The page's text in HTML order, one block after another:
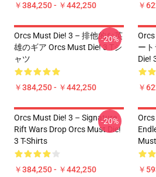
￥384,250 - ￥442,250 ￥
Orcs Must Die! 3 – 排他的な英
雄のギア Orcs Must Die! 3 Tシ
ャツ
￥384,250 - ￥442,250
-20%
ー
Die!
￥
Orcs Must Die! 3 – Signature
Rift Wars Drop Orcs Must Die!
3 T-Shirts
￥384,250 - ￥442,250
-20%
￥